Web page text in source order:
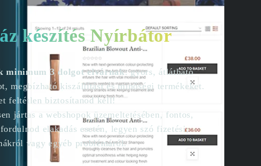
készítés Nyírbátor
minimum 3 dolgot elvárnak: gyors, átlátható
megbízható kiszállítást és minőségi termékeket.
feltétlen biztosítanod kell!
jártas a webshopok üzemeltetésében, fontos,
elakadás esetén, legyen szó fizetési,
vagy egyéb problémáról.